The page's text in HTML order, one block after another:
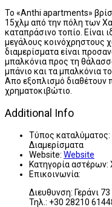
Το «Anthi apartments»
15χλμ από την πόλη των
καταπράσινο τοπίο. Είναι
μεγάλους κοινόχρηστους
διαμερίσματα είναι
μπαλκόνια προς τη
μπάνιο και τα μπαλκόνια
Απο εξοπλισμό διαθέτουν
χρηματοκιβώτιο.
Additional Info
Τύπος καταλύματος:
Διαμερίσματα
Website: Website
Κατηγορία αστέρων:
Επικοινωνία:
Διευθυνση: Γεράνι
Τηλ.: +30 28210